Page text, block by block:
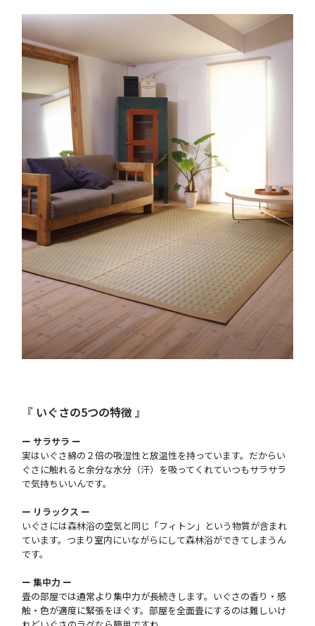
『 いぐさの5つの特徴 』
ー サラサラ ー
実はいぐさ綿の２倍の吸湿性と放温性を持っています。だからい
ぐさに触れると余分な水分（汗）を吸ってくれていつもサラサラ
で気持ちいいんです。
ー リラックス ー
いぐさには森林浴の空気と同じ「フィトン」という物質が含まれ
ています。つまり室内にいながらにして森林浴ができてしまうん
です。
ー 集中力 ー
畳の部屋では通常より集中力が長続きします。いぐさの香り・感
触・色が適度に緊張をほぐす。部屋を全面畳にするのは難しいけ